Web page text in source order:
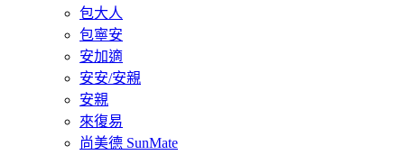
包大人
包寧安
安加適
安安/安親
安親
來復易
尚美德 SunMate